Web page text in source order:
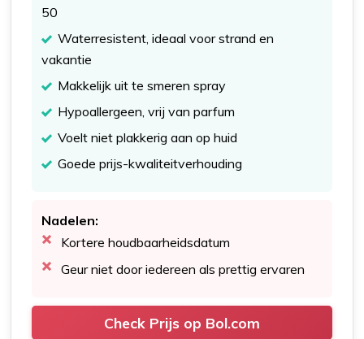
50
Waterresistent, ideaal voor strand en
vakantie
Makkelijk uit te smeren spray
Hypoallergeen, vrij van parfum
Voelt niet plakkerig aan op huid
Goede prijs-kwaliteitverhouding
Nadelen:
Kortere houdbaarheidsdatum
Geur niet door iedereen als prettig ervaren
Check Prijs op Bol.com